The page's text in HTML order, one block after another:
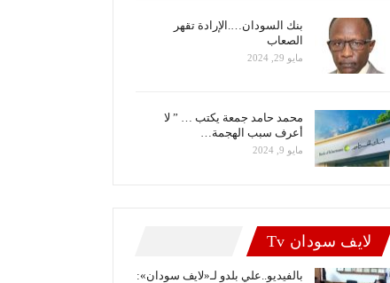
بنك السودان….الإرادة تقهر
الصعاب
مايو 29, 2024
محمد حامد جمعة يكتب … ” لا
أعرف سبب الهجمة…
مايو 9, 2024
لايف سودان Tv
بالفيديو..علي بلدو لـ«لايف سودان»: